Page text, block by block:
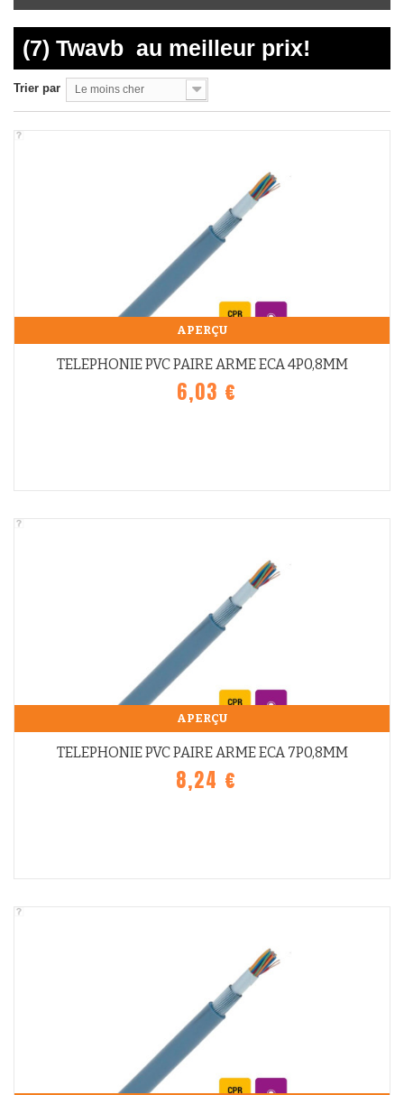
(7) Twavb au meilleur prix!
Trier par Le moins cher
APERÇU
TELEPHONIE PVC PAIRE ARME ECA 4P0,8MM
6,03 €
APERÇU
TELEPHONIE PVC PAIRE ARME ECA 7P0,8MM
8,24 €